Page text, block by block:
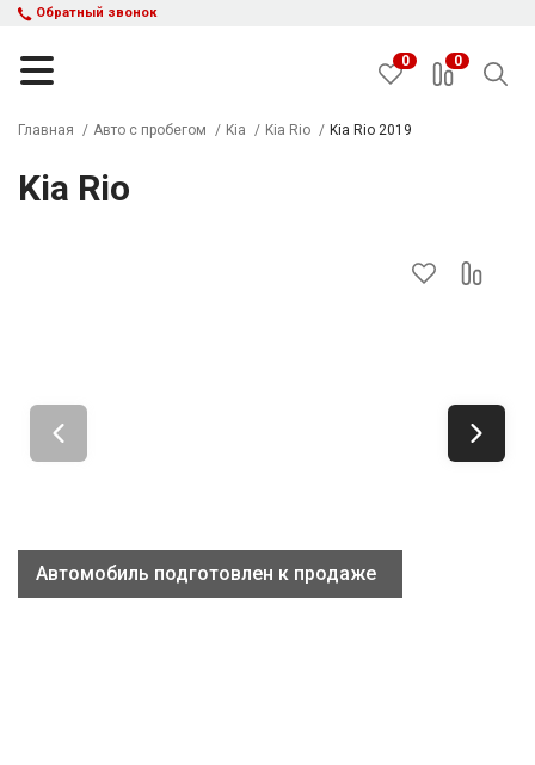
Обратный звонок
Такси в кредит
Подбор авто
0 0
Главная Авто с пробегом Kia Kia Rio Kia Rio 2019
Kia Rio
Автомобиль подготовлен к продаже